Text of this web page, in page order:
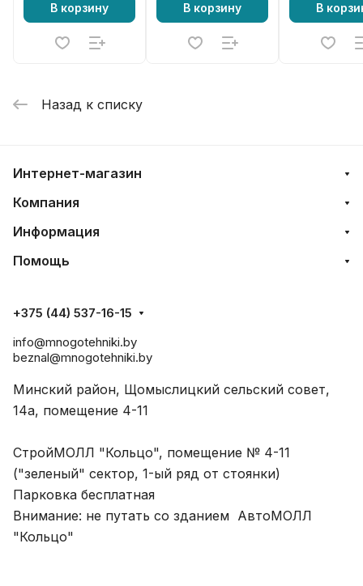
В корзину В корзину В
Назад к списку
Интернет-магазин
Компания
Информация
Помощь
+375 (44) 537-16-15
info@mnogotehniki.by
beznal@mnogotehniki.by
Минский район, Щомыслицкий сельский совет,
14а, помещение 4-11
СтройМОЛЛ "Кольцо", помещение № 4-11
("зеленый" сектор, 1-ый ряд от стоянки)
Парковка бесплатная
Внимание: не путать со зданием АвтоМОЛЛ
"Кольцо"